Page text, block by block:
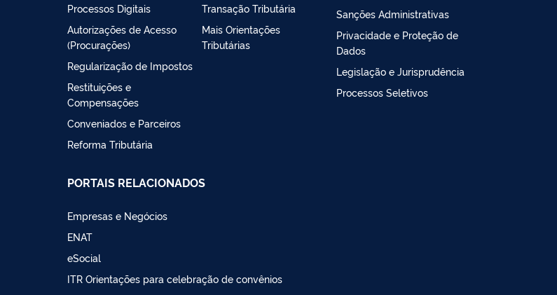
Processos Digitais
Autorizações de Acesso
(Procurações)
Regularização de Impostos
Restituições e
Compensações
Conveniados e Parceiros
Reforma Tributária
Transação Tributária
Mais Orientações
Tributárias
Sanções Administrativas
Privacidade e Proteção de
Dados
Legislação e Jurisprudência
Processos Seletivos
PORTAIS RELACIONADOS
Empresas e Negócios
ENAT
eSocial
ITR Orientações para celebração de convênios